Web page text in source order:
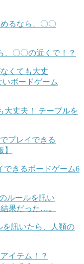
、〇〇の近くで！？
大丈夫！ テーブルを
できるボードゲーム6
を訊いたら、人類の